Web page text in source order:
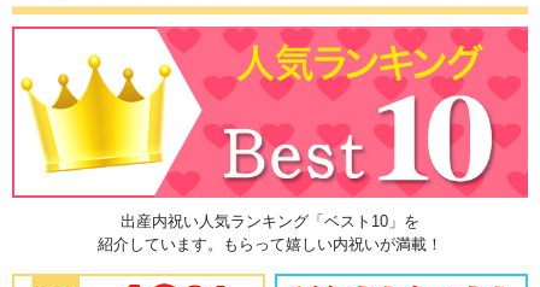
出産内祝い人気ランキング「ベスト10」を
紹介しています。もらって嬉しい内祝いが満載！